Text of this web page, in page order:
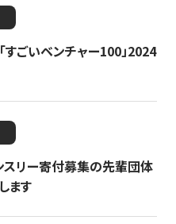
ごいベンチャー100」2024
スリー寄付募集の先輩団体
ます